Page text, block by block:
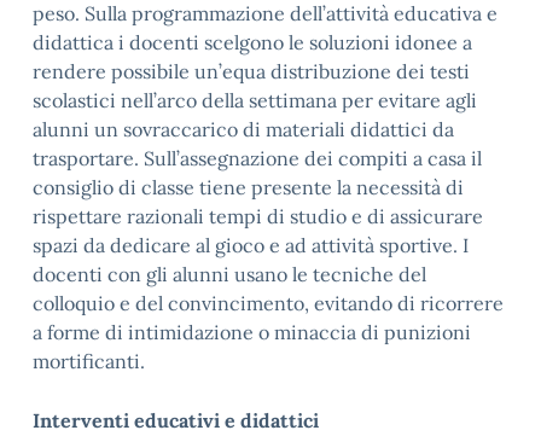
peso. Sulla programmazione dell’attività educativa e
didattica i docenti scelgono le soluzioni idonee a
rendere possibile un’equa distribuzione dei testi
scolastici nell’arco della settimana per evitare agli
alunni un sovraccarico di materiali didattici da
trasportare. Sull’assegnazione dei compiti a casa il
consiglio di classe tiene presente la necessità di
rispettare razionali tempi di studio e di assicurare
spazi da dedicare al gioco e ad attività sportive. I
docenti con gli alunni usano le tecniche del
colloquio e del convincimento, evitando di ricorrere
a forme di intimidazione o minaccia di punizioni
mortificanti.
Interventi educativi e didattici